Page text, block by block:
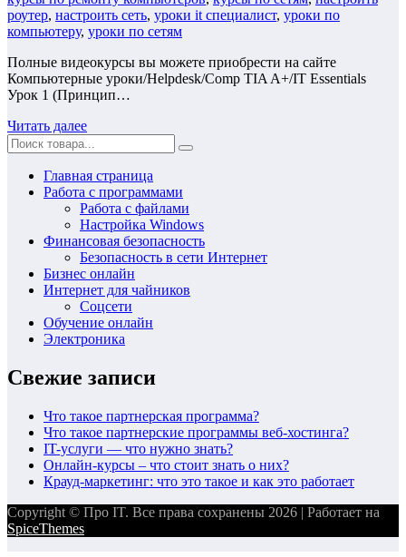
роутер, настроить сеть, уроки it специалист, уроки по
компьютеру, уроки по сетям
Полные видеокурсы вы можете приобрести на сайте
Компьютерные уроки/Helpdesk/Comp TIA A+/IT Essentials
Урок 1 (Принцип…
Читать далее
Главная страница
Работа с программами
Работа с файлами
Настройка Windows
Финансовая безопасность
Безопасность в сети Интернет
Бизнес онлайн
Интернет для чайников
Соцсети
Обучение онлайн
Электроника
Свежие записи
Что такое партнерская программа?
Что такое партнерские программы веб-хостинга?
IT-услуги — что нужно знать?
Онлайн-курсы – что стоит знать о них?
Крауд-маркетинг: что это такое и как это работает
Copyright © Про IT. Все права сохранены 2026 | Работает на
SpiceThemes